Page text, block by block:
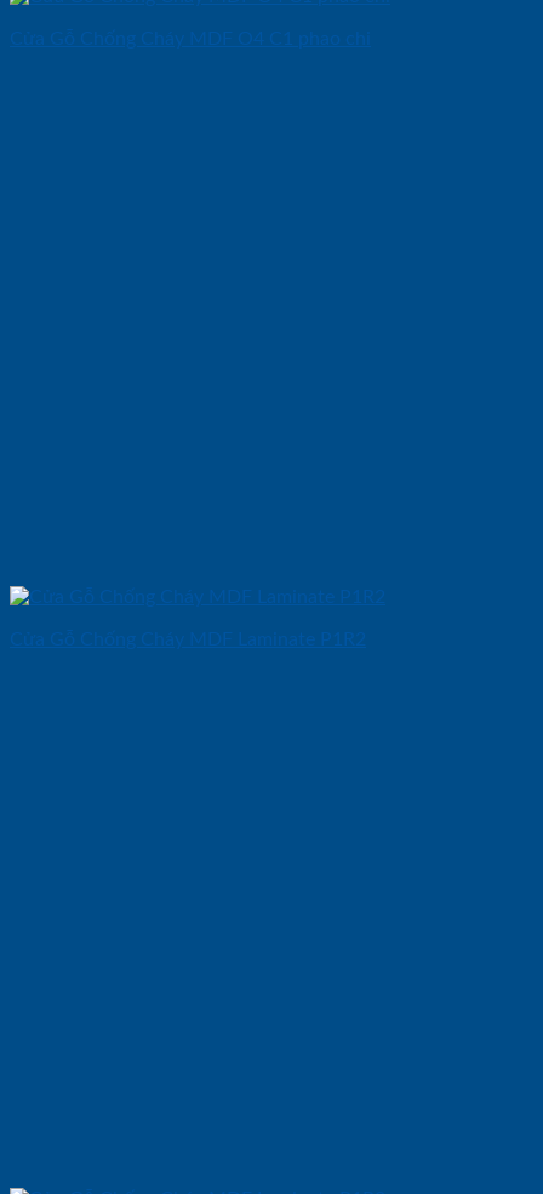
Cửa Gỗ Chống Cháy MDF O4 C1 phao chi
Cửa Gỗ Chống Cháy MDF Laminate P1R2